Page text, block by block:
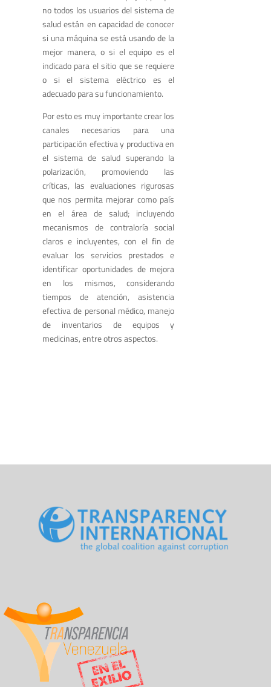
no todos los usuarios del sistema de
salud están en capacidad de conocer
si una máquina se está usando de la
mejor manera, o si el equipo es el
indicado para el sitio que se requiere
o si el sistema eléctrico es el
adecuado para su funcionamiento.
Por esto es muy importante crear los
canales necesarios para una
participación efectiva y productiva en
el sistema de salud superando la
polarización, promoviendo las
críticas, las evaluaciones rigurosas
que nos permita mejorar como país
en el área de salud; incluyendo
mecanismos de contraloría social
claros e incluyentes, con el fin de
evaluar los servicios prestados e
identificar oportunidades de mejora
en los mismos, considerando
tiempos de atención, asistencia
efectiva de personal médico, manejo
de inventarios de equipos y
medicinas, entre otros aspectos.